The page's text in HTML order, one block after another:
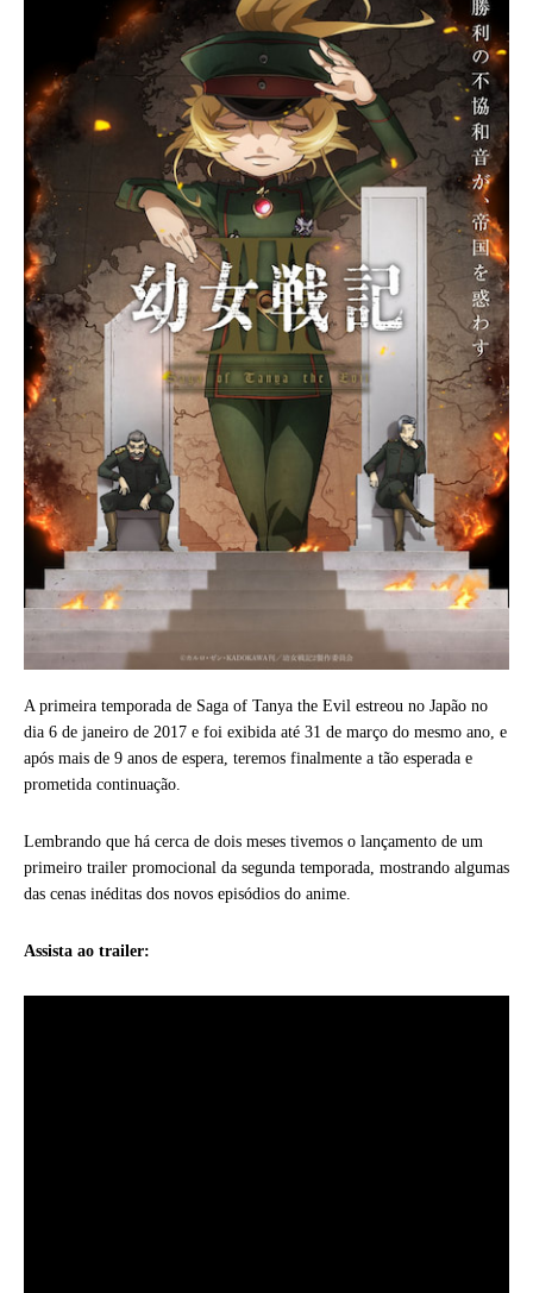
A primeira temporada de Saga of Tanya the Evil estreou no Japão no
dia 6 de janeiro de 2017 e foi exibida até 31 de março do mesmo ano, e
após mais de 9 anos de espera, teremos finalmente a tão esperada e
prometida continuação.
Lembrando que há cerca de dois meses tivemos o lançamento de um
primeiro trailer promocional da segunda temporada, mostrando algumas
das cenas inéditas dos novos episódios do anime.
Assista ao trailer: